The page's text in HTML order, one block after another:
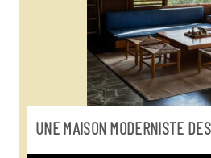
UNE MAISON MODERNISTE